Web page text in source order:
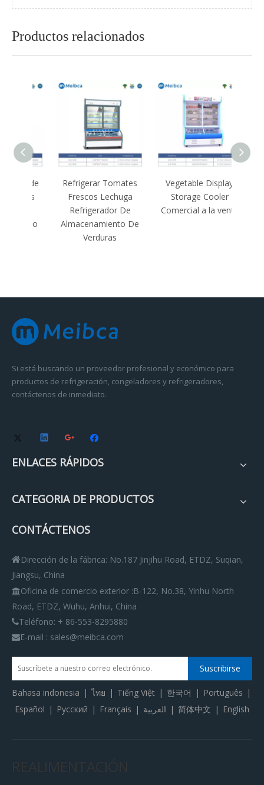
Productos relacionados
Refrigerar Tomates
Frescos Lechuga
Refrigerador De
Almacenamiento De
Verduras
Vegetable Display
Storage Cooler
Comercial a la venta
Si está buscando un proveedor profesional y económico para
productos de refrigeración, congeladores y refrigeradores,
contáctenos de inmediato.
ENLACES RÁPIDOS
CATEGORIA DE PRODUCTOS
CONTÁCTENOS
Dirección de la fábrica: No.187 Jinjihu Road, ETDZ, Suqian,
Jiangsu, China
Oficina de comercio exterior :B-122, No.38, Yinhu North
Road, ETDZ, Wuhu, Anhui, China
Teléfono: + 86-553-8295880
E-mail : sales@meibca.com
Suscribirse
Bahasa indonesia | ไทย | Tiếng Việt | 한국어 | Português |
Español | Pусский | Français | العربية | 简体中文 | English